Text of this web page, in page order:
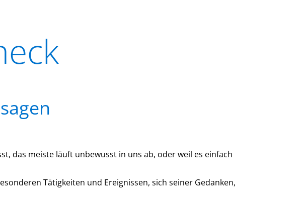
das meiste läuft unbewusst in uns ab, oder weil es einfach
Tätigkeiten und Ereignissen, sich seiner Gedanken,